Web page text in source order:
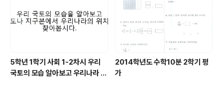
5학년 1학기 사회 1-2차시 우리
국토의 모습 알아보고 우리나라 위
2014학년도 수학10분 2학기 평
가